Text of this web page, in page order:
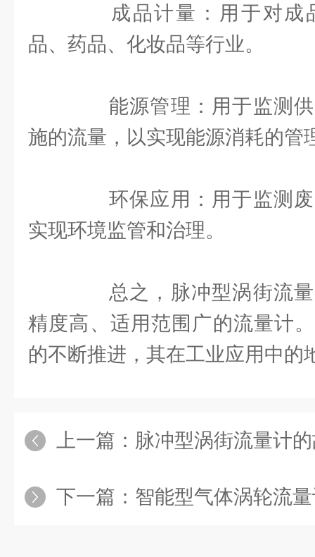
成品计量：用于对成
品、药品、化妆品等行业。
能源管理：用于监测供
施的流量，以实现能源消耗的管
环保应用：用于监测废
实现环境监管和治理。
总之，脉冲型涡街流量
精度高、适用范围广的流量计
的不断推进，其在工业应用中的
上一篇： 脉冲型涡街流量计
下一篇： 智能型气体涡轮流量计的